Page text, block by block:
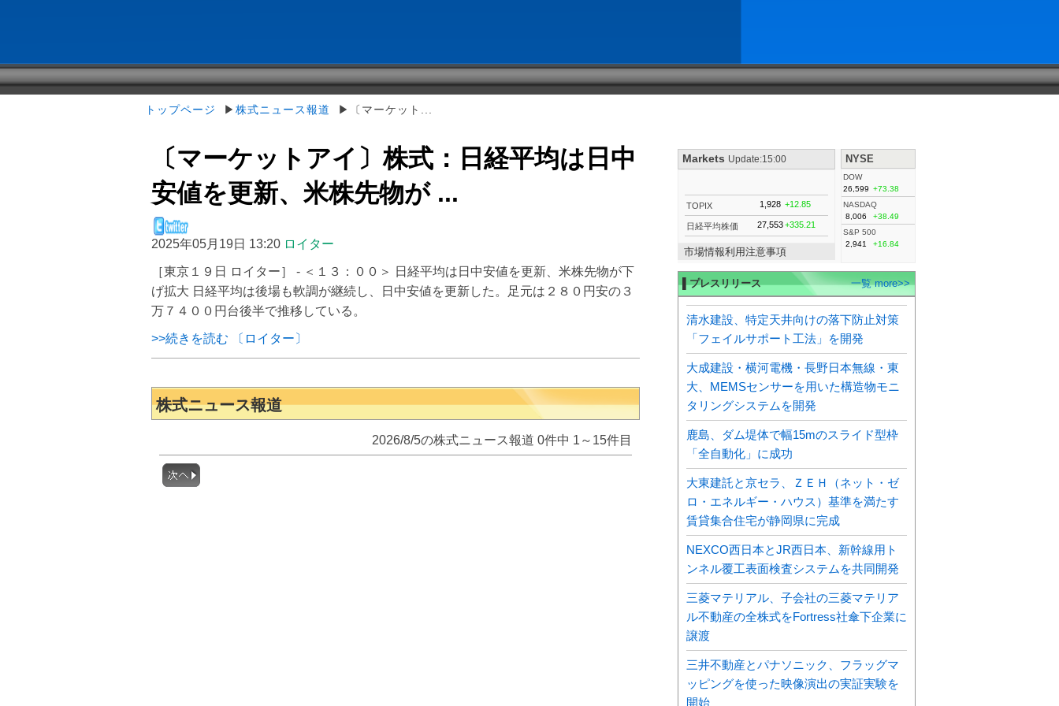
トップページ ▶ 株式ニュース報道 ▶〔マーケット...
〔マーケットアイ〕株式：日経平均は日中
安値を更新、米株先物が ...
2025年05月19日 13:20 ロイター
［東京１９日 ロイター］ - ＜１３：００＞ 日経平均は日中安値を更新、米株先物が下
げ拡大 日経平均は後場も軟調が継続し、日中安値を更新した。足元は２８０円安の３
万７４００円台後半で推移している。
>>続きを読む 〔ロイター〕
株式ニュース報道
2026/8/5の株式ニュース報道 0件中 1～15件目
Markets Update:15:00
TOPIX 1,928 +12.85
日経平均株価 27,553+335.21
市場情報利用注意事項
NYSE
DOW
26,599 +73.38
NASDAQ
8,006
+38.49
S&P 500
2,941
+16.84
▌プレスリリース 一覧 more>>
清水建設、特定天井向けの落下防止対策
「フェイルサポート工法」を開発
大成建設・横河電機・長野日本無線・東
大、MEMSセンサーを用いた構造物モニ
タリングシステムを開発
鹿島、ダム堤体で幅15mのスライド型枠
「全自動化」に成功
大東建託と京セラ、ＺＥＨ（ネット・ゼ
ロ・エネルギー・ハウス）基準を満たす
賃貸集合住宅が静岡県に完成
NEXCO西日本とJR西日本、新幹線用ト
ンネル覆工表面検査システムを共同開発
三菱マテリアル、子会社の三菱マテリア
ル不動産の全株式をFortress社傘下企業に
譲渡
三井不動産とパナソニック、フラッグマ
ッピングを使った映像演出の実証実験を
開始